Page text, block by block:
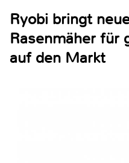
Ryobi bringt
Rasenmäher für
auf den Markt